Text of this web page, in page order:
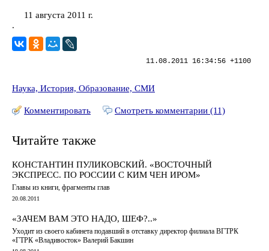
11 августа 2011 г.
.
11.08.2011 16:34:56 +1100
Наука, История, Образование, СМИ
Комментировать Смотреть комментарии (11)
Читайте также
КОНСТАНТИН ПУЛИКОВСКИЙ. «ВОСТОЧНЫЙ
ЭКСПРЕСС. ПО РОССИИ С КИМ ЧЕН ИРОМ»
Главы из книги, фрагменты глав
20.08.2011
«ЗАЧЕМ ВАМ ЭТО НАДО, ШЕФ?..»
Уходит из своего кабинета подавший в отставку директор филиала ВГТРК
«ГТРК «Владивосток» Валерий Бакшин